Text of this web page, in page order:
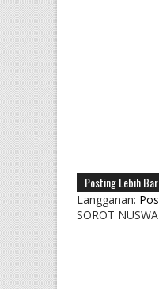
Posting Lebih
Langganan:
SOROT